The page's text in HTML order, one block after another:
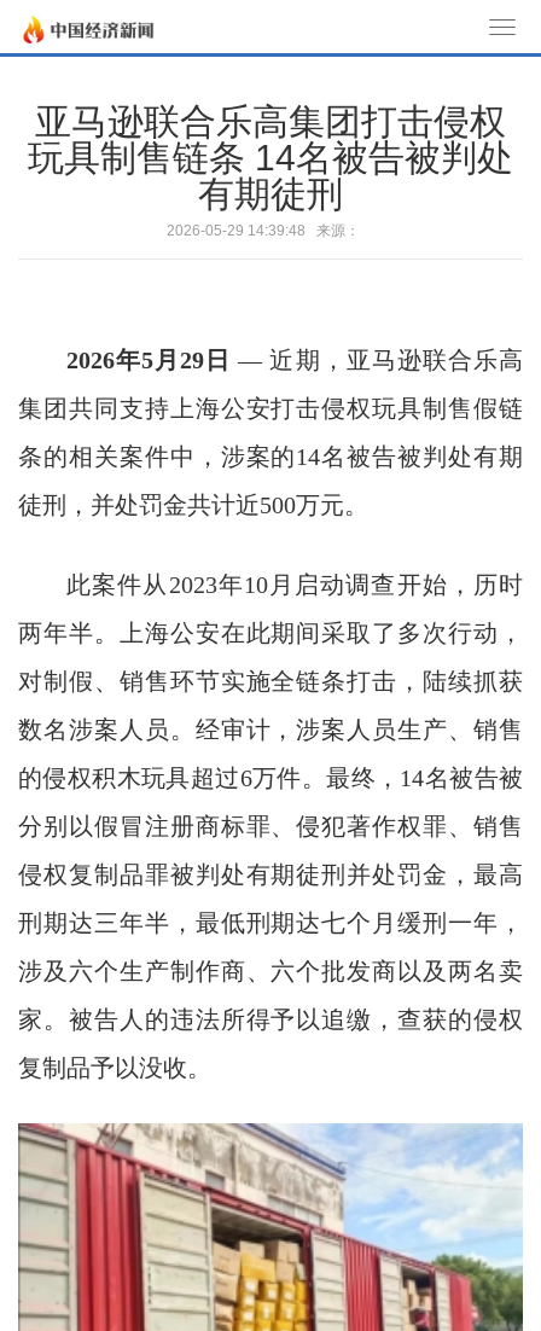
o
a
i
o
亚马逊联合乐高集团打击侵权
玩具制售链条 14名被告被判处
有期徒刑
2026-05-29 14:39:48 来源：
2026年5 月29 日 — 近期，亚马逊联合乐高
集团共同支持上海公安打击侵权玩具制售假链
条的相关案件中，涉案的14名被告被判处有期
徒刑，并处罚金共计近500万元。
此案件从2023年10月启动调查开始，历时
两年半。上海公安在此期间采取了多次行动，
对制假、销售环节实施全链条打击，陆续抓获
数名涉案人员。经审计，涉案人员生产、销售
的侵权积木玩具超过6万件。最终，14名被告被
分别以假冒注册商标罪、侵犯著作权罪、销售
侵权复制品罪被判处有期徒刑并处罚金，最高
刑期达三年半，最低刑期达七个月缓刑一年，
涉及六个生产制作商、六个批发商以及两名卖
家。被告人的违法所得予以追缴，查获的侵权
复制品予以没收。